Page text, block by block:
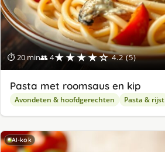
⏱ 20 min👥 4★★★★☆ 4.2 (5)
Pasta met roomsaus en kip
Avondeten & hoofdgerechten Pasta & rijst
AI-kok